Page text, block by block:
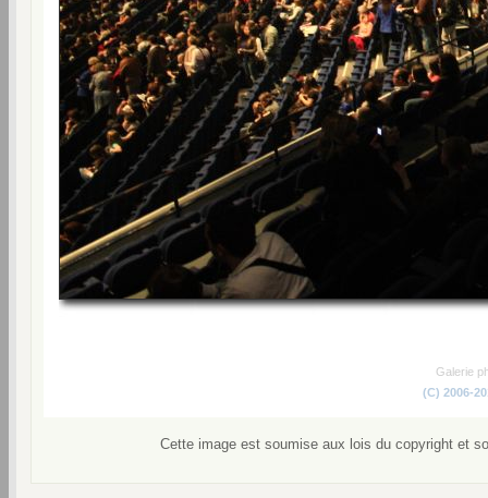
Galerie
(C) 2006-
Cette image est soumise aux lois du copyright et